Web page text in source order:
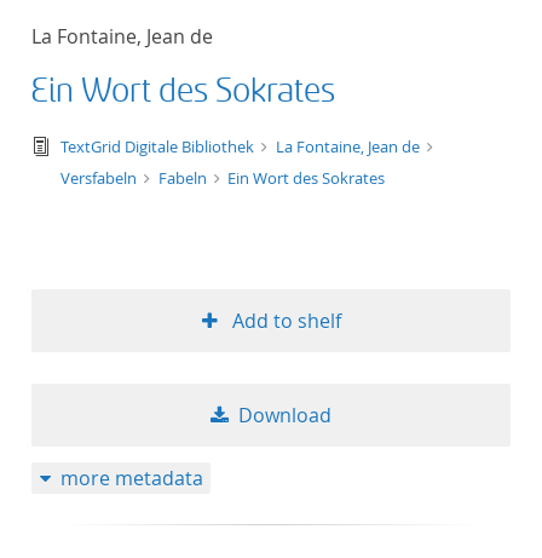
La Fontaine, Jean de
Ein Wort des Sokrates
text/tg.edition+tg.aggregation+xml
TextGrid Digitale Bibliothek
La Fontaine, Jean de
Versfabeln
Fabeln Ein Wort des Sokrates
Add to shelf
Download
more metadata